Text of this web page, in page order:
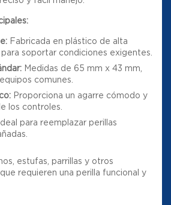
Fabricada en plástico de alta
soportar condiciones exigentes.
Medidas de 65 mm x 43 mm,
comunes.
Proporciona un agarre cómodo y
los controles.
Ideal para reemplazar perillas
estufas, parrillas y otros
requieren una perilla funcional y